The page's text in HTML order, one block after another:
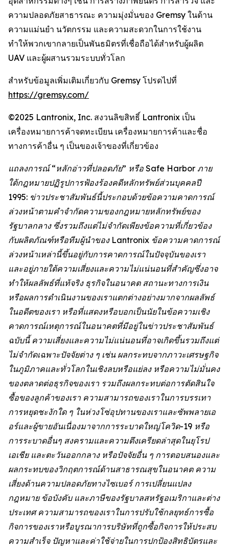
ความปลอดภัยสาธารณะ ความมุ่งมั่นของ Gremsy ในด้าน
ความแม่นยำ นวัตกรรม และความสะดวกในการใช้งาน
ทำให้พวกเขากลายเป็นพันธมิตรที่เชื่อถือได้สำหรับผู้ผลิต
UAV และผู้ผสานรวมระบบทั่วโลก
สำหรับข้อมูลเพิ่มเติมเกี่ยวกับ Gremsy โปรดไปที่
https://gremsy.com/
©2025 Lantronix, Inc. สงวนลิขสิทธิ์ Lantronix เป็น
เครื่องหมายการค้าจดทะเบียน เครื่องหมายการค้าและชื่อ
ทางการค้าอื่น ๆ เป็นของเจ้าของที่เกี่ยวข้อง
แถลงการณ์ “หลักอ่าวที่ปลอดภัย” หรือ Safe Harbor ภาย
ใต้กฎหมายปฏิรูปการฟ้องร้องคดีหลักทรัพย์ส่วนบุคคลปี
1995: ข่าวประชาสัมพันธ์นี้ประกอบด้วยข้อความคาดการณ์
ล่วงหน้าตามคำจำกัดความของกฎหมายหลักทรัพย์ของ
รัฐบาลกลาง ซึ่งรวมถึงแต่ไม่จำกัดเพียงข้อความที่เกี่ยวข้อง
กับผลิตภัณฑ์หรือทีมผู้นำของ Lantronix ข้อความคาดการณ์
ล่วงหน้าเหล่านี้ขึ้นอยู่กับการคาดการณ์ในปัจจุบันของเรา
และอยู่ภายใต้ความเสี่ยงและความไม่แน่นอนที่สำคัญซึ่งอาจ
ทำให้ผลลัพธ์ที่แท้จริง ธุรกิจในอนาคต สถานะทางการเงิน
หรือผลการดำเนินงานของเราแตกต่างอย่างมากจากผลลัพธ์
ในอดีตของเรา หรือที่แสดงหรือบอกเป็นนัยในข้อความเชิง
คาดการณ์เหตุการณ์ในอนาคตที่มีอยู่ในข่าวประชาสัมพันธ์
ฉบับนี้ ความเสี่ยงและความไม่แน่นอนที่อาจเกิดขึ้นรวมถึงแต่
ไม่จำกัดเฉพาะปัจจัยต่าง ๆ เช่น ผลกระทบจากภาวะเศรษฐกิจ
ในภูมิภาคและทั่วโลกในเชิงลบหรือแย่ลง หรือความไม่มั่นคง
ของตลาดต่อธุรกิจของเรา รวมถึงผลกระทบต่อการตัดสินใจ
ซื้อของลูกค้าของเรา ความสามารถของเราในการบรรเทา
การหยุดชะงักใด ๆ ในห่วงโซ่อุปทานของเราและซัพพลายเอ
อร์และผู้ขายอันเนื่องมาจากการระบาดใหญ่โควิด-19 หรือ
การระบาดอื่นๆ สงครามและความตึงเครียดล่าสุดในยุโรป
เอเชีย และตะวันออกกลาง หรือปัจจัยอื่น ๆ การตอบสนองและ
ผลกระทบของวิกฤตการณ์ด้านสาธารณสุขในอนาคต ความ
เสี่ยงด้านความปลอดภัยทางไซเบอร์ การเปลี่ยนแปลง
กฎหมาย ข้อบังคับ และภาษีของรัฐบาลสหรัฐอเมริกาและต่าง
ประเทศ ความสามารถของเราในการปรับใช้กลยุทธ์การซื้อ
กิจการของเราหรือบูรณาการบริษัทที่ถูกซื้อกิจการให้ประสบ
ความสำเร็จ ปัญหาและค่าใช้จ่ายในการปกป้องสิทธิบัตรและ